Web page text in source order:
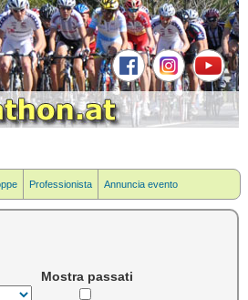
Professionista Annuncia evento
Mostra passati